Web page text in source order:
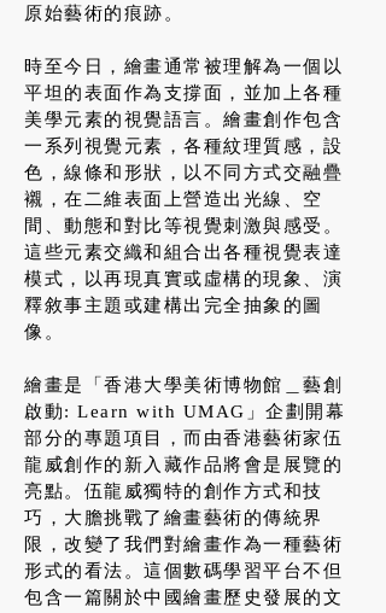
原始藝術的痕跡。
時至今日，繪畫通常被理解為一個以
平坦的表面作為支撐面，並加上各種
美學元素的視覺語言。繪畫創作包含
一系列視覺元素，各種紋理質感，設
色，線條和形狀，以不同方式交融疊
襯，在二維表面上營造出光線、空
間、動態和對比等視覺刺激與感受。
這些元素交織和組合出各種視覺表達
模式，以再現真實或虛構的現象、演
釋敘事主題或建構出完全抽象的圖
像。
繪畫是「香港大學美術博物館＿藝創
啟動: Learn with UMAG」企劃開幕
部分的專題項目
，而由香港藝術家伍
龍威創作的新入藏作品將會是展覽的
亮點。伍龍威獨特的創作方式和技
巧，大膽挑戰了繪畫藝術的傳統界
限，改變了我們對繪畫作為一種藝術
形式的看法。這個數碼學習平台不但
包含一篇關於中國繪畫歷史發展的文